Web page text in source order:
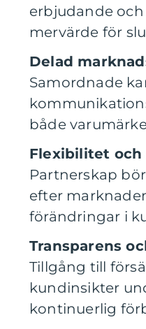
erbjudande
mervärde för
Delad
Samordnade
både
Flexibilitet och
Partnerskap
efter
förändringar i
Transparens
Tillgång till
kundinsikter
kontinuerlig